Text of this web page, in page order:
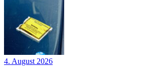
4. August 2026